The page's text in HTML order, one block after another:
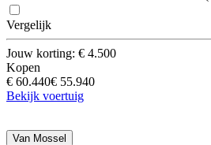
Vergelijk
Jouw korting: € 4.500
Kopen
€ 60.440€ 55.940
Bekijk voertuig
Van Mossel